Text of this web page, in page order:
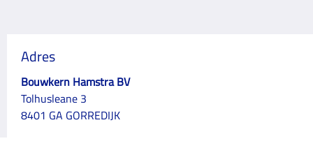
Adres
Bouwkern Hamstra BV
Tolhusleane 3
8401 GA GORREDIJK